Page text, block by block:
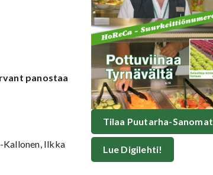
panostaa
Kallonen, Ilkka
Tilaa Puutarha-Sanomat
Lue Digilehti!